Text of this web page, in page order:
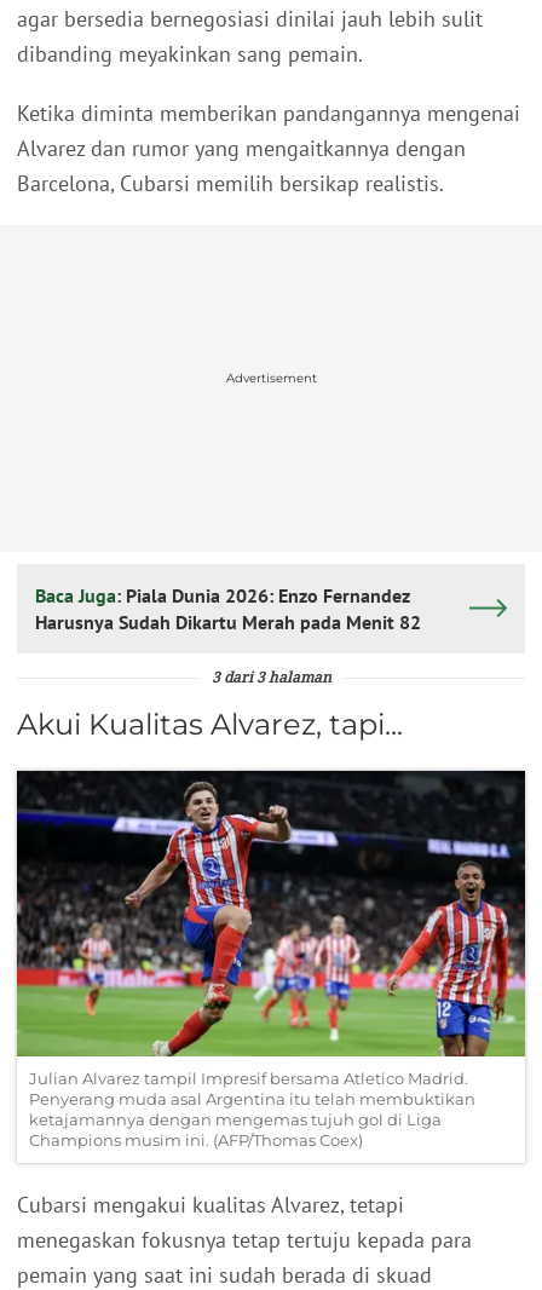
agar bersedia bernegosiasi dinilai jauh lebih sulit
dibanding meyakinkan sang pemain.
Ketika diminta memberikan pandangannya mengenai
Alvarez dan rumor yang mengaitkannya dengan
Barcelona, Cubarsi memilih bersikap realistis.
Advertisement
Baca Juga: Piala Dunia 2026: Enzo Fernandez
Harusnya Sudah Dikartu Merah pada Menit 82
3 dari 3 halaman
Akui Kualitas Alvarez, tapi...
Julian Alvarez tampil Impresif bersama Atletico Madrid.
Penyerang muda asal Argentina itu telah membuktikan
ketajamannya dengan mengemas tujuh gol di Liga
Champions musim ini. (AFP/Thomas Coex)
Cubarsi mengakui kualitas Alvarez, tetapi
menegaskan fokusnya tetap tertuju kepada para
pemain yang saat ini sudah berada di skuad